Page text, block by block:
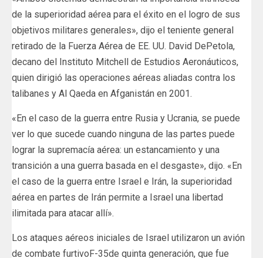
de la superioridad aérea para el éxito en el logro de sus
objetivos militares generales», dijo el teniente general
retirado de la Fuerza Aérea de EE. UU. David DePetola,
decano del Instituto Mitchell de Estudios Aeronáuticos,
quien dirigió las operaciones aéreas aliadas contra los
talibanes y Al Qaeda en Afganistán en 2001.
«En el caso de la guerra entre Rusia y Ucrania, se puede
ver lo que sucede cuando ninguna de las partes puede
lograr la supremacía aérea: un estancamiento y una
transición a una guerra basada en el desgaste», dijo. «En
el caso de la guerra entre Israel e Irán, la superioridad
aérea en partes de Irán permite a Israel una libertad
ilimitada para atacar allí».
Los ataques aéreos iniciales de Israel utilizaron un avión
de combate furtivoF-35de quinta generación, que fue